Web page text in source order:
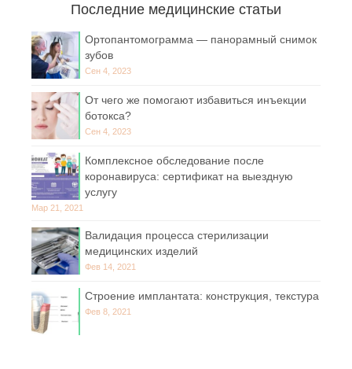
Последние медицинские статьи
Ортопантомограмма — панорамный снимок
зубов
Сен 4, 2023
От чего же помогают избавиться инъекции
ботокса?
Сен 4, 2023
Комплексное обследование после
коронавируса: сертификат на выездную
услугу
Мар 21, 2021
Валидация процесса стерилизации
медицинских изделий
Фев 14, 2021
Строение имплантата: конструкция, текстура
Фев 8, 2021